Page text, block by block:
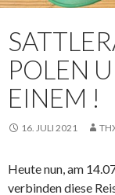
POLEN
EINEM !
16. JULI 2021
Heute nun, am
verbinden diese